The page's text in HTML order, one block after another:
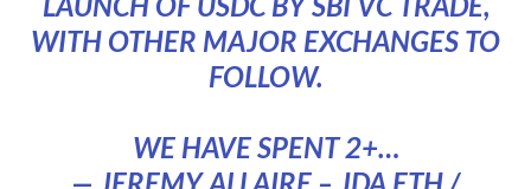
WITH OTHER MAJOR EXCHANGES TO
FOLLOW.
WE HAVE SPENT 2+…